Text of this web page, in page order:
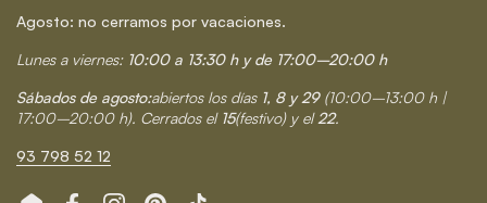
Agosto: no cerramos por vacaciones.
Lunes a viernes: 10:00 a 13:30 h y de 17:00–20:00 h
Sábados de agosto:abiertos los días 1, 8 y 29 (10:00–13:00 h |
17:00–20:00 h). Cerrados el 15(festivo) y el22.
93 798 52 12